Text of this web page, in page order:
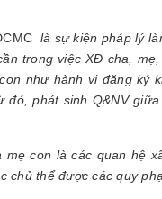
là sự kiện pháp lý
trong việc XĐ cha,
như hành vi đăng ký
phát sinh Q&NV
mẹ con là các quan hệ
thể được các quy